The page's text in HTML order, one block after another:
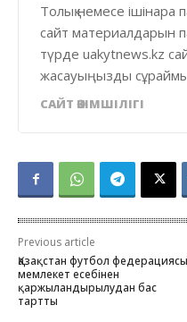
Толық немесе ішінара
сайт материалдарын
түрде uakytnews.kz
жасауыңызды
САЙТ ӘКІМШІЛІГІ
Previous article
Қазақстан футбол федерациясы
мемлекет есебінен
қаржыландырылудан бас
тартты